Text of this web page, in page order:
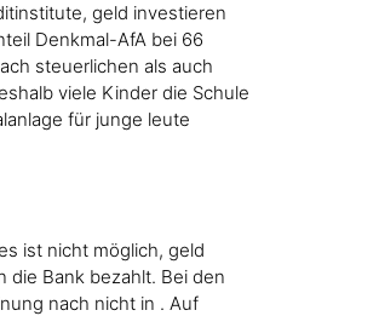
geld investieren
Denkmal-AfA bei 66
steuerlichen als auch
viele Kinder die Schule
für junge leute
ist nicht möglich, geld
Bank bezahlt. Bei den
nach nicht in . Auf